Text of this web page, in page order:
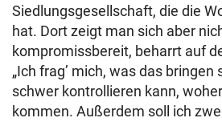
Siedlungsgesellschaft, die die
hat. Dort zeigt man sich aber
kompromissbereit, beharrt auf
„Ich frag’ mich, was das bringen
schwer kontrollieren kann,
kommen. Außerdem soll ich